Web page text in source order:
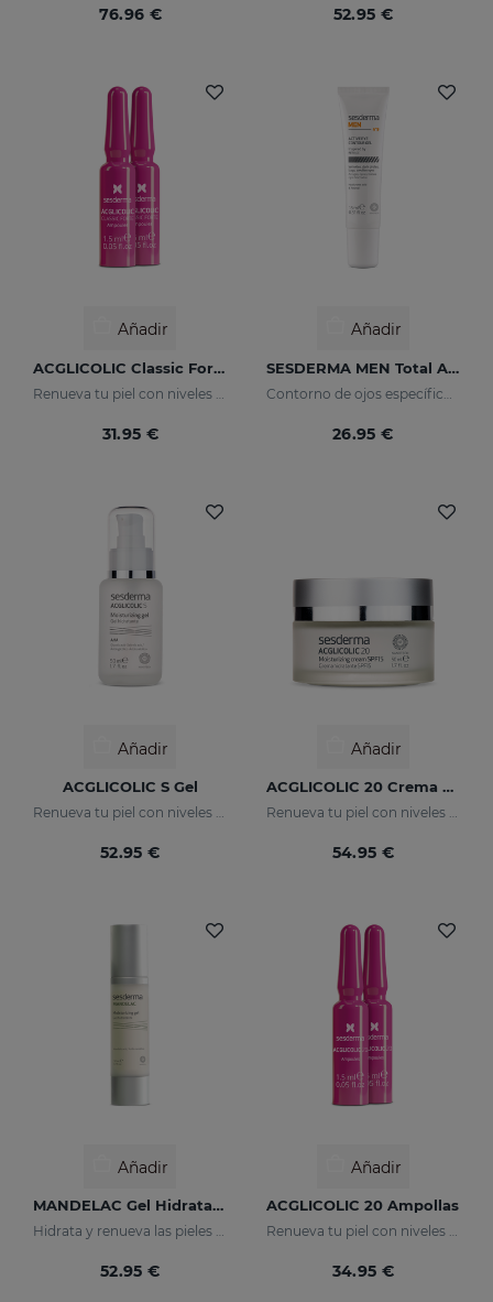
76.96 € 52.95 €
Añadir
ACGLICOLIC Classic Forte Ampollas
31.95 €
Añadir
SESDERMA MEN Total Active Gel Contorno De Ojos
26.95 €
Añadir
ACGLICOLIC S Gel
Renueva tu piel con niveles de eficacia nunca antes alcanzados
52.95 €
Añadir
ACGLICOLIC 20 Crema Hidratante SPF 15
Renueva tu piel con niveles de eficacia nunca antes alcanzados
54.95 €
Añadir
MANDELAC Gel Hidratante
Hidrata y renueva las pieles sensibles
52.95 €
Añadir
ACGLICOLIC 20 Ampollas
Renueva tu piel con niveles de eficacia nunca antes alcanzados.
34.95 €